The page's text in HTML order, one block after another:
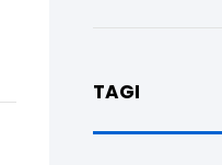
TAGI